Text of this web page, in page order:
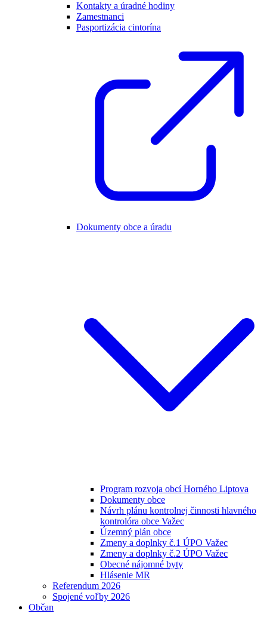
Kontakty a úradné hodiny
Zamestnanci
Pasportizácia cintorína
Dokumenty obce a úradu
Program rozvoja obcí Horného Liptova
Dokumenty obce
Návrh plánu kontrolnej činnosti hlavného
kontrolóra obce Važec
Územný plán obce
Zmeny a doplnky č.1 ÚPO Važec
Zmeny a doplnky č.2 ÚPO Važec
Obecné nájomné byty
Hlásenie MR
Referendum 2026
Spojené voľby 2026
Občan